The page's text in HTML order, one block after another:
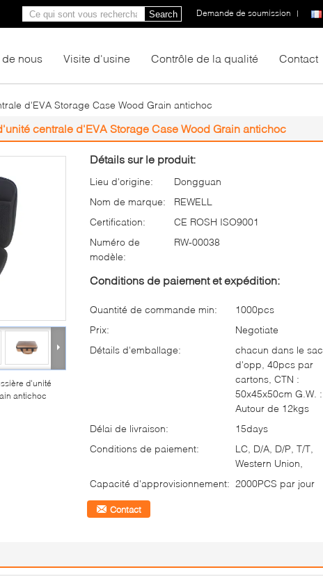
Demande de soumission |
Search
nous Visite d'usine Contrôle de la qualité Contact
d'EVA Storage Case Wood Grain antichoc
centrale d'EVA Storage Case Wood Grain antichoc
d'unité
antichoc
Détails sur le produit:
Lieu d'origine:
Dongguan
Nom de marque:
REWELL
Certification:
CE ROSH ISO9001
Numéro de
modèle:
RW-00038
Conditions de paiement et expédition:
Quantité de commande min:
1000pcs
Prix:
Negotiate
Détails d'emballage:
chacun dans le sac
d'opp, 40pcs par
cartons, CTN :
50x45x50cm G.W. :
Autour de 12kgs
Délai de livraison:
15days
Conditions de paiement:
LC, D/A, D/P, T/T,
Western Union,
Capacité d'approvisionnement: 2000PCS par jour
Contact